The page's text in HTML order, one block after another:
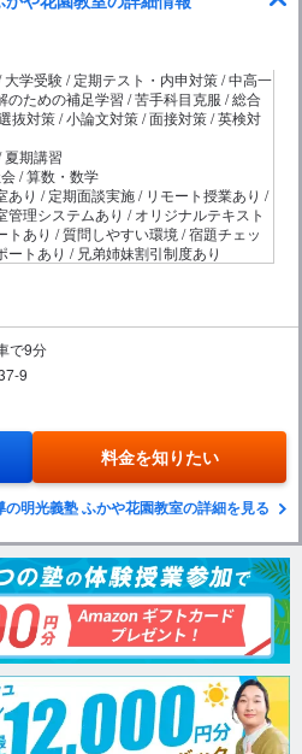
大学受験 / 定期テスト・内申対策 / 中高一
のための補足学習 / 苦手科目克服 / 総合
抜対策 / 小論文対策 / 面接対策 / 英検対
夏期講習
/ 算数・数学
あり / 定期面談実施 / リモート授業あり /
管理システムあり / オリジナルテキスト
トあり / 質問しやすい環境 / 宿題チェッ
ートあり / 兄弟姉妹割引制度あり
で9分
9
料金を知りたい
の明光義塾 ふかや花園教室の詳細を見る